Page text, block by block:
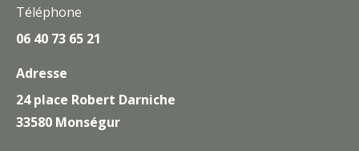
Téléphone
06 40 73 65 21
Adresse
24 place Robert Darniche
33580 Monségur